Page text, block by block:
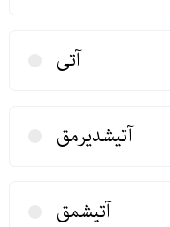
آتی
آتیشدیرمق
آتیشمق